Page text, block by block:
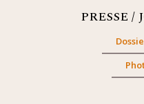
PRESSE /